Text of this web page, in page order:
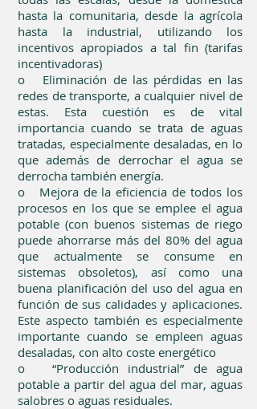
hasta la comunitaria, desde la agrícola
hasta la industrial, utilizando los
incentivos apropiados a tal fin (tarifas
incentivadoras)
o Eliminación de las pérdidas en las
redes de transporte, a cualquier nivel de
estas. Esta cuestión es de vital
importancia cuando se trata de aguas
tratadas, especialmente desaladas, en lo
que además de derrochar el agua se
derrocha también energía.
o Mejora de la eficiencia de todos los
procesos en los que se emplee el agua
potable (con buenos sistemas de riego
puede ahorrarse más del 80% del agua
que actualmente se consume en
sistemas obsoletos), así como una
buena planificación del uso del agua en
función de sus calidades y aplicaciones.
Este aspecto también es especialmente
importante cuando se empleen aguas
desaladas, con alto coste energético
o “Producción industrial” de agua
potable a partir del agua del mar, aguas
salobres o aguas residuales.